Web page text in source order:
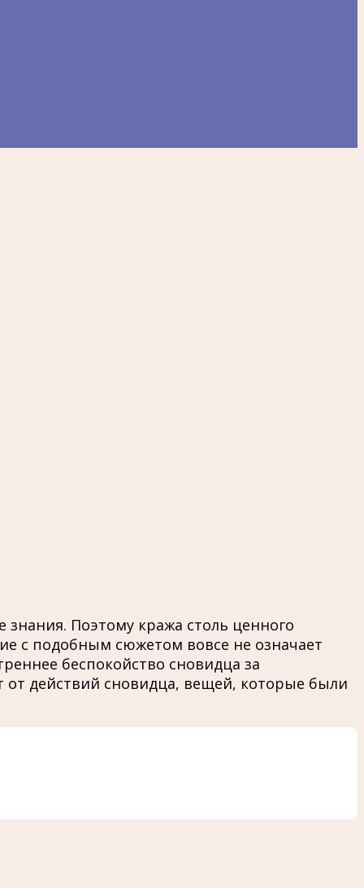
Поэтому кража столь ценного
с подобным сюжетом вовсе не означает
беспокойство сновидца за
от действий сновидца, вещей, которые были